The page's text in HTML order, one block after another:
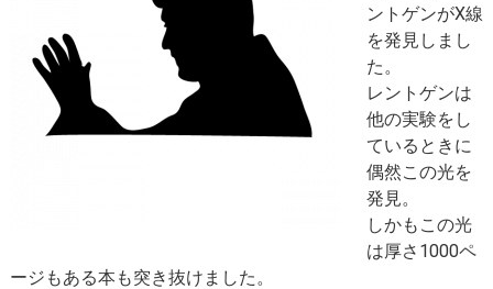
診察をご希望の方へ
大動脈瘤を指摘されたら？ 診療の流れ
外来予約について
ントゲンがX線
を発見しまし
た。
レントゲンは
他の実験をし
ているときに
偶然この光を
発見。
しかもこの光
は厚さ1000ペ
ージもある本も突き抜けました。